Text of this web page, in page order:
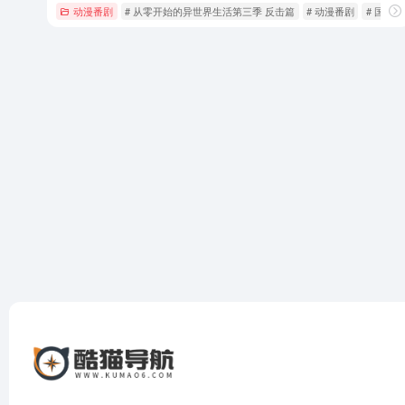
动漫番剧 # 从零开始的异世界生活第三季 反击篇 # 动漫番剧 # 国产动